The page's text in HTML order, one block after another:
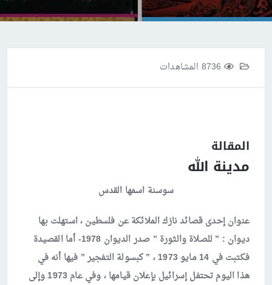
المقالة
مدينة الله
سوسنة اسمها القدس
عنوان إحدى قصائد نازك الملائكة عن فلسطين ، استهلت بها
ديوان : ” للصلاة والثورة ” صدر الديوان 1978- أما القصيدة
فكتبت في 14 مايو 1973 ، ” كبسولة التفجير ” فيها أنه في
هذا اليوم تحتفل إسرائيل بإعلان قيامها ، وفي عام 1973 وإلى